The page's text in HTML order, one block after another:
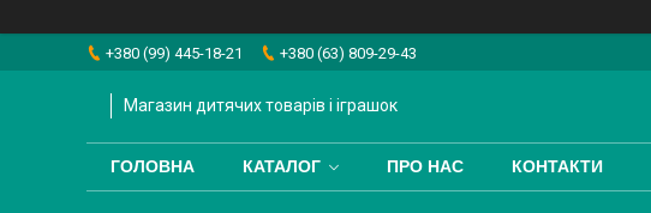
+380 (99) 445-18-21 +380 (63) 809-29-43
Магазин дитячих товарів і іграшок
ГОЛОВНА КАТАЛОГ ПРО НАС КОНТАКТИ